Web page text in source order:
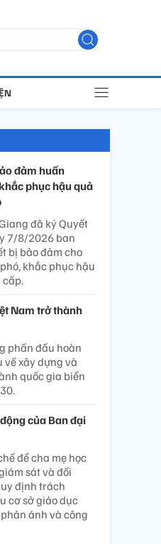
đảm huấn
phục hậu quả
đã ký Quyết
7/8/2026 ban
bị bảo đảm cho
khắc phục hậu
Nam trở thành
phấn đấu hoàn
xây dựng và
quốc gia biển
của Ban đại
để cha mẹ học
sát và đối
định trách
cơ sở giáo dục
ánh và công